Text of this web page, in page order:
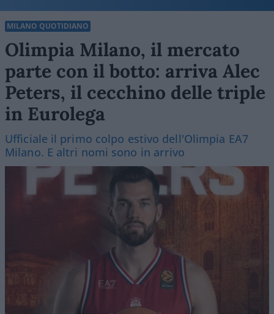
MILANO QUOTIDIANO
Olimpia Milano, il mercato
parte con il botto: arriva Alec
Peters, il cecchino delle triple
in Eurolega
Ufficiale il primo colpo estivo dell'Olimpia EA7
Milano. E altri nomi sono in arrivo